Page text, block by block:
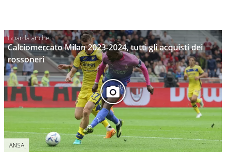
Calciomercato Milan 2023-2024, tutti gli acquisti dei
rossoneri
ANSA